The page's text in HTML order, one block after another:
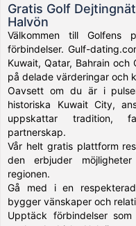
Gratis Golf
Halvön
Välkommen till Golfens
förbindelser. Gulf-
Kuwait, Qatar, Bahrain
på delade värderingar och
Oavsett om du är i
historiska Kuwait City,
uppskattar tradition,
partnerskap.
Vår helt gratis plattform
den erbjuder
regionen.
Gå med i en
bygger vänskaper och
Upptäck förbindelser